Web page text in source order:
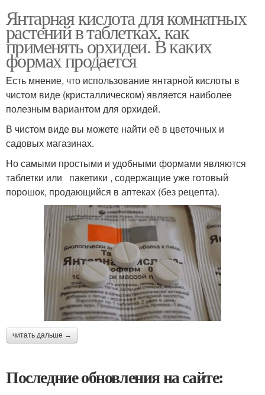
Янтарная кислота для комнатных
растений в таблетках, как
применять орхидеи. В каких
формах продается
Есть мнение, что использование янтарной кислоты в
чистом виде (кристаллическом) является наиболее
полезным вариантом для орхидей.
В чистом виде вы можете найти её в цветочных и
садовых магазинах.
Но самыми простыми и удобными формами являются
таблетки или пакетики , содержащие уже готовый
порошок, продающийся в аптеках (без рецепта).
читать дальше →
Последние обновления на сайте: